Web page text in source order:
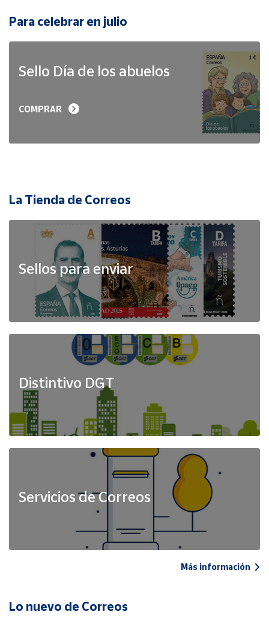
Para celebrar en julio
Sello Día de los abuelos
COMPRAR
La Tienda de Correos
Sellos para enviar
Distintivo DGT
Servicios de Correos
Más información
Lo nuevo de Correos